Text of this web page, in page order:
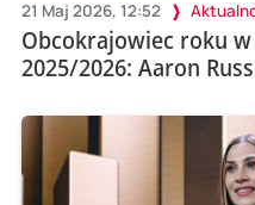
21 Maj 2026, 12:52
Obcokrajowiec roku
2025/2026: Aaron